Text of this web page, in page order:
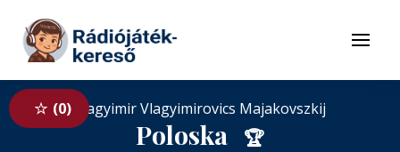
Tovább a tartalomhoz
Menü
0 Vlagyimir Vlagyimirovics Majakovszkij
Poloska 🏆